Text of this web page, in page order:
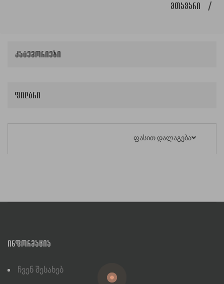
მთავარი /
კატეგორიები
ფილტრი
ფასით დალაგება
ᲘᲜᲤᲝᲠᲛᲐᲪᲘᲐ
Ჩვენ Შესახებ